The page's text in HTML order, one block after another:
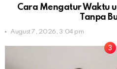
Cara Mengatur Waktu
Tanpa
August 7, 2026, 3:04 pm